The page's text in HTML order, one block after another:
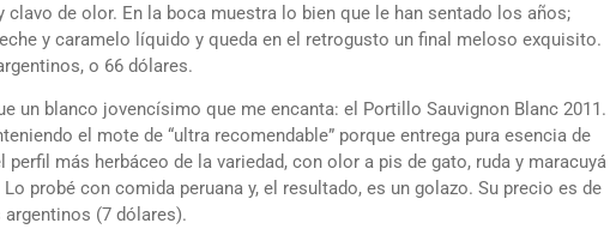
clavo de olor. En la boca muestra lo bien que le han sentado los años;
y caramelo líquido y queda en el retrogusto un final meloso exquisito.
o 66 dólares.
un blanco jovencísimo que me encanta: el Portillo Sauvignon Blanc 2011.
el mote de “ultra recomendable” porque entrega pura esencia de
perfil más herbáceo de la variedad, con olor a pis de gato, ruda y maracuyá
probé con comida peruana y, el resultado, es un golazo. Su precio es de
(7 dólares).